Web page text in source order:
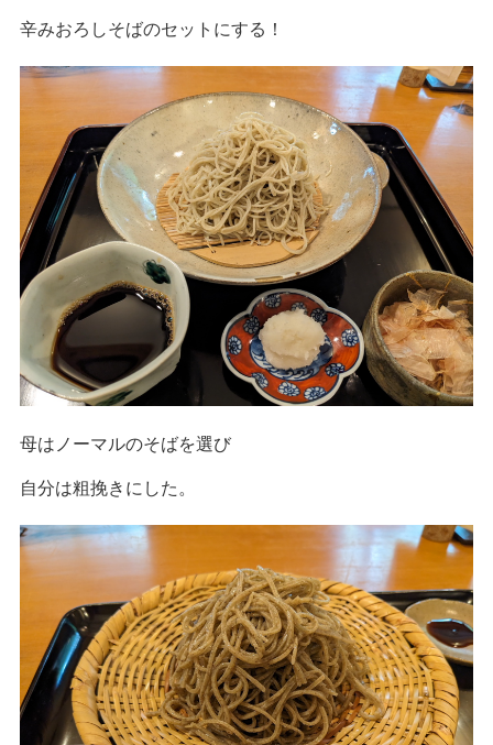
辛みおろしそばのセットにする！
母はノーマルのそばを選び
自分は粗挽きにした。